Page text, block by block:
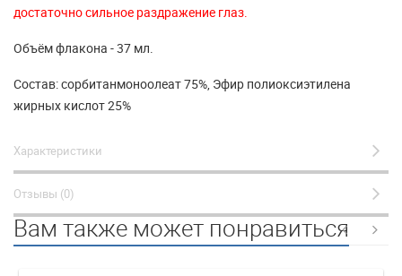
достаточно сильное раздражение глаз.
Объём флакона - 37 мл.
Состав: cорбитанмоноолеат 75%, Эфир полиоксиэтилена
жирных кислот 25%
Характеристики
Отзывы (0)
Вам также может понравиться